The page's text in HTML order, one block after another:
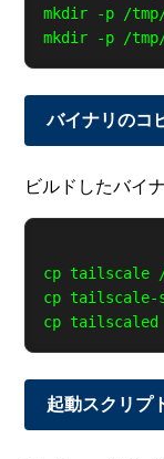
mkdir -p /
バイナリのコ
ビルドしたバイ
cp tailscale
cp tailscale-
起動スクリプ